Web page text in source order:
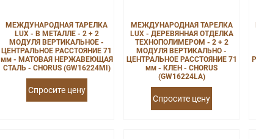
МЕЖДУНАРОДНАЯ ТАРЕЛКА
LUX - В МЕТАЛЛЕ - 2 + 2
МОДУЛЯ ВЕРТИКАЛЬНОЕ -
ЦЕНТРАЛЬНОЕ РАССТОЯНИЕ 71
мм - МАТОВАЯ НЕРЖАВЕЮЩАЯ
СТАЛЬ - CHORUS (GW16224MI)
Спросите цену
МЕЖДУНАРОДНАЯ ТАРЕЛКА
LUX - ДЕРЕВЯННАЯ ОТДЕЛКА
ТЕХНОПОЛИМЕРОМ - 2 + 2
МОДУЛЯ ВЕРТИКАЛЬНО -
ЦЕНТРАЛЬНОЕ РАССТОЯНИЕ 71
мм - КЛЕН - CHORUS
(GW16224LA)
Спросите цену